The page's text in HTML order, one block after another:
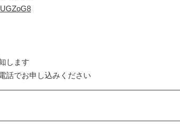
します
話でお申し込みください